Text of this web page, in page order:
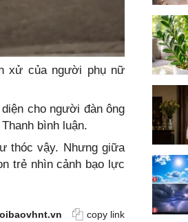
xử của người phụ nữ
cho người đàn ông
bình luận.
thóc vậy. Nhưng giữa
trẻ nhìn cảnh bạo lực
copy link